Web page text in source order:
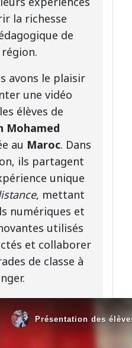
la richesse
de
avons le plaisir
une vidéo
élèves de
au Maroc. Dans
ils partagent
unique
, mettant
numériques et
utilisés
et collaborer
de classe à
de soutenir ces
qui favorisent
et